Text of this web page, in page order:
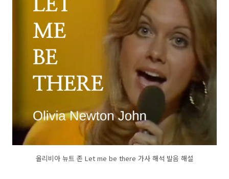
올리비아 뉴트 존 Let me be there 가사 해석 발음 해설